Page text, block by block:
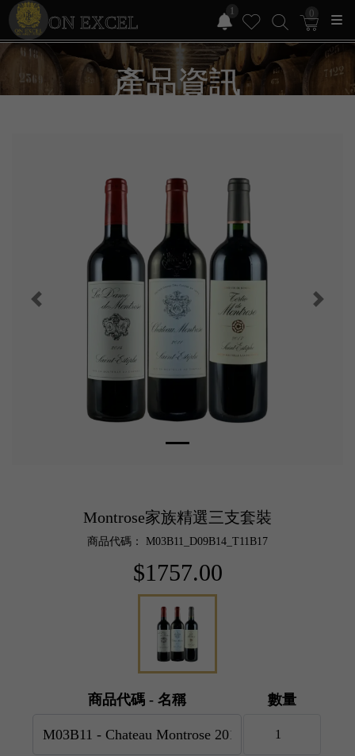
ON EXCEL
1 0
產品資訊
Montrose家族精選三支套裝
商品代碼： M03B11_D09B14_T11B17
$1757.00
商品代碼 - 名稱 數量